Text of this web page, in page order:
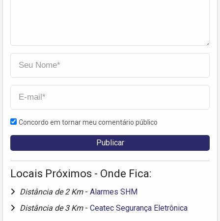
Concordo em tornar meu comentário público
Locais Próximos - Onde Fica:
Distância de 2 Km - Alarmes SHM
Distância de 3 Km - Ceatec Segurança Eletrônica